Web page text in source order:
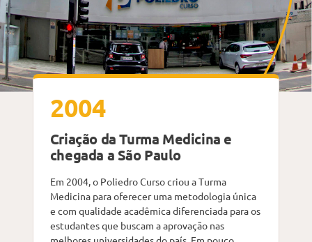
2004
Criação da Turma Medicina e
chegada a São Paulo
Em 2004, o Poliedro Curso criou a Turma
Medicina para oferecer uma metodologia única
e com qualidade acadêmica diferenciada para os
estudantes que buscam a aprovação nas